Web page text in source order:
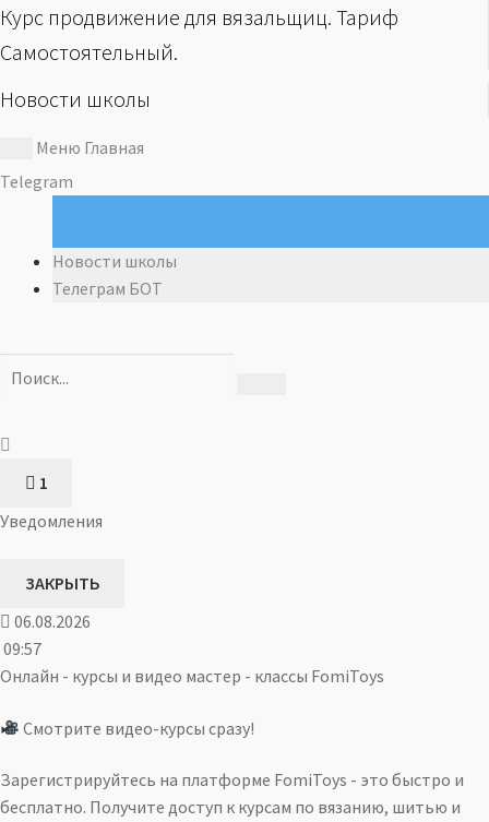
Курс продвижение для вязальщиц. Тариф
Самостоятельный.
Новости школы
Меню Главная
Telegram
Новости школы
Телеграм БОТ
1
Уведомления
ЗАКРЫТЬ
06.08.2026
09:57
Онлайн - курсы и видео мастер - классы FomiToys
Смотрите видео-курсы сразу!
Зарегистрируйтесь на платформе FomiToys - это быстро и
бесплатно. Получите доступ к курсам по вязанию, шитью и